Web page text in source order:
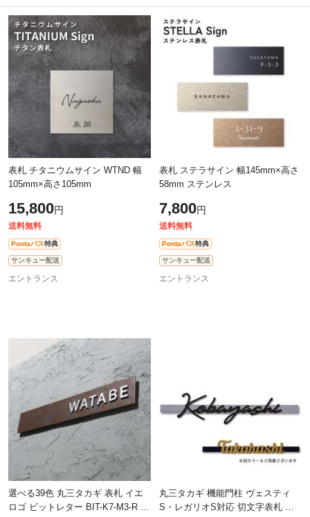
表札 チタニウムサイン WTND 幅
105mm×高さ105mm
15,800円
送料無料
Pontaパス特典
サンキュー配送
エントランス
表札 ステラサイン 幅145mm×高さ
58mm ステンレス
7,800円
送料無料
Pontaパス特典
サンキュー配送
エントランス
選べる39色 丸三タカギ 表札 イエ
ロゴ ビットレター BIT-K7-M3-R 幅
丸三タカギ 機能門柱 ヴェスティ
S・レガリオS対応 切文字表札 つ